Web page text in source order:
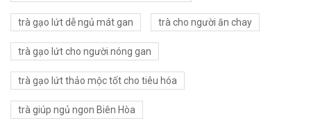
trà gạo lứt dễ ngủ mát gan trà cho người ăn chay
trà gạo lứt cho người nóng gan
trà gạo lứt thảo mộc tốt cho tiêu hóa
trà giúp ngủ ngon Biên Hòa